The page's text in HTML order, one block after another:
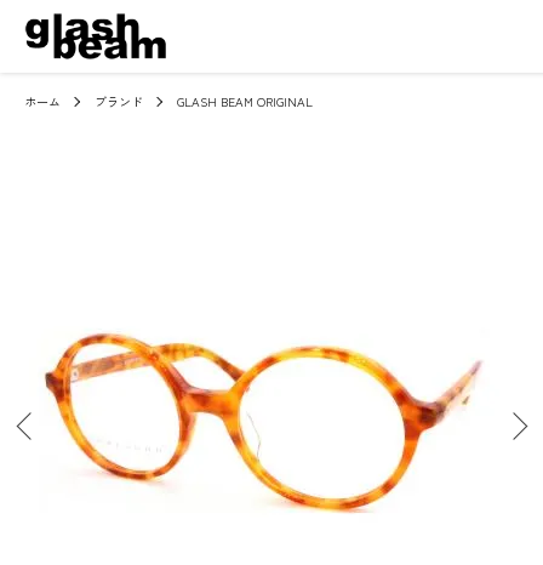
ホーム ブランド GLASH BEAM ORIGINAL